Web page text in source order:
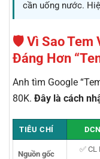
cần uống nước.
🛡️ Vì Sao Tem
Đáng Hơn
Anh tìm Google
80K. Đây là cách
TIÊU CHÍ
Nguồn gốc
✅ CL